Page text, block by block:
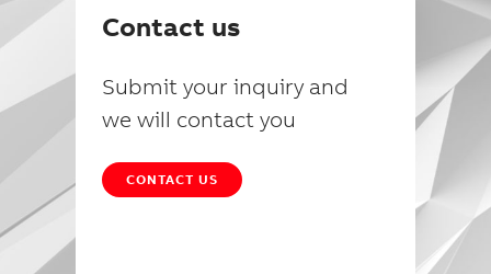
Contact us
Submit your inquiry and
we will contact you
CONTACT US